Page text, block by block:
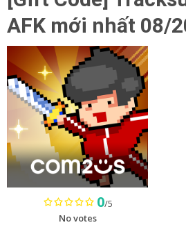
AFK mới nhất 08/
0/5
No votes